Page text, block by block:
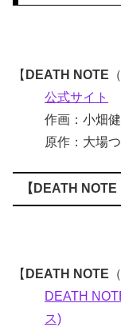
【 DEATH NOTE （
公式サイト
作画：小畑健
原作：大場
【 DEATH NOTE
【 DEATH NOTE （
DEATH
ス)